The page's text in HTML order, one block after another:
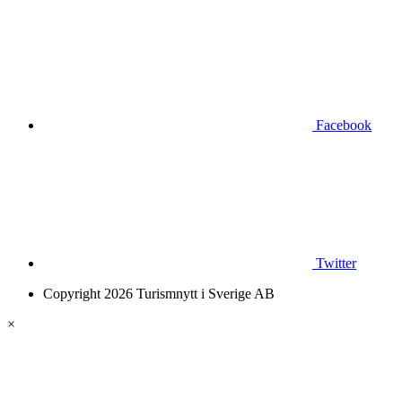
Facebook
Twitter
Copyright 2026 Turismnytt i Sverige AB
×